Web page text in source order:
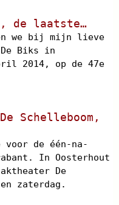
de laatste…
we bij mijn lieve
Biks in
2014, op de 47e
Schelleboom,
voor de één-na-
In Oosterhout
De
zaterdag.